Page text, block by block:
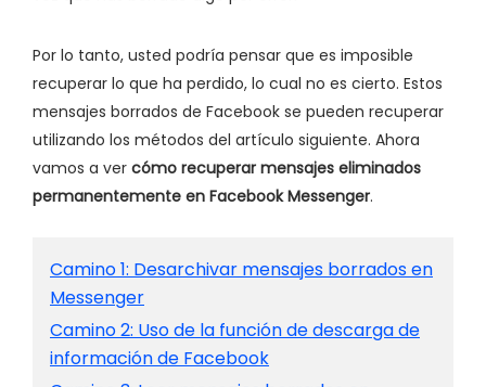
Por lo tanto, usted podría pensar que es imposible
recuperar lo que ha perdido, lo cual no es cierto. Estos
mensajes borrados de Facebook se pueden recuperar
utilizando los métodos del artículo siguiente. Ahora
vamos a ver cómo recuperar mensajes eliminados
permanentemente en Facebook Messenger.
Camino 1: Desarchivar mensajes borrados en
Messenger
Camino 2: Uso de la función de descarga de
información de Facebook